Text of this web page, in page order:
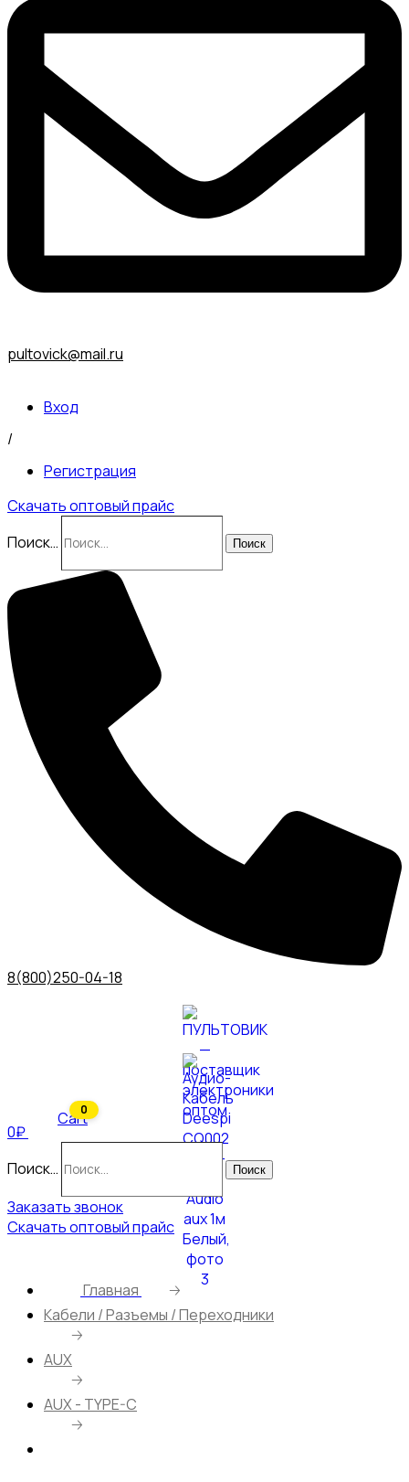
pultovick@mail.ru
Вход
/
Регистрация
Скачать оптовый прайс
Поиск…
Поиск
8(800)250-04-18
0₽
0
Cart
Поиск… Поиск
Заказать звонок
Скачать оптовый прайс
Главная
🡢
Кабели / Разъемы / Переходники
🡢
AUX
🡢
AUX - TYPE-C
🡢